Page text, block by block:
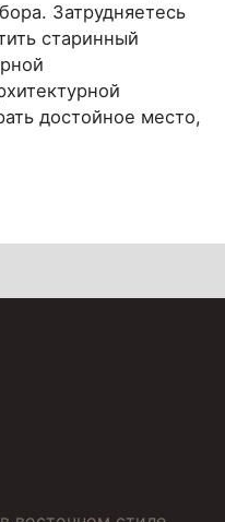
Затрудняетесь
старинный
достойное место,